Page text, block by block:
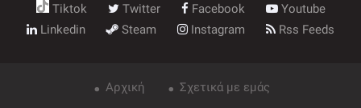
Tiktok Twitter Facebook
Youtube
Linkedin
Steam Instagram Rss Feeds
Αρχική Σχετικά με εμάς